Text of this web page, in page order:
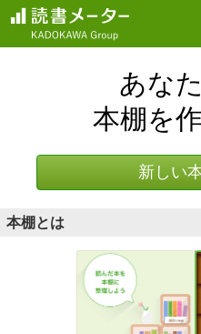
あな
本棚を
新しい
本棚とは